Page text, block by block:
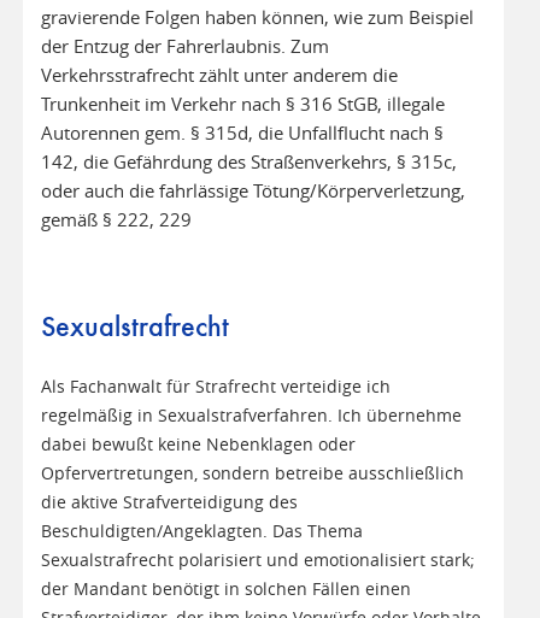
gravierende Folgen haben können, wie zum Beispiel
der Entzug der Fahrerlaubnis. Zum
Verkehrsstrafrecht zählt unter anderem die
Trunkenheit im Verkehr nach § 316 StGB, illegale
Autorennen gem. § 315d, die Unfallflucht nach §
142, die Gefährdung des Straßenverkehrs, § 315c,
oder auch die fahrlässige Tötung/Körperverletzung,
gemäß § 222, 229
Sexualstrafrecht
Als Fachanwalt für Strafrecht verteidige ich
regelmäßig in Sexualstrafverfahren. Ich übernehme
dabei bewußt keine Nebenklagen oder
Opfervertretungen, sondern betreibe ausschließlich
die aktive Strafverteidigung des
Beschuldigten/Angeklagten. Das Thema
Sexualstrafrecht polarisiert und emotionalisiert stark;
der Mandant benötigt in solchen Fällen einen